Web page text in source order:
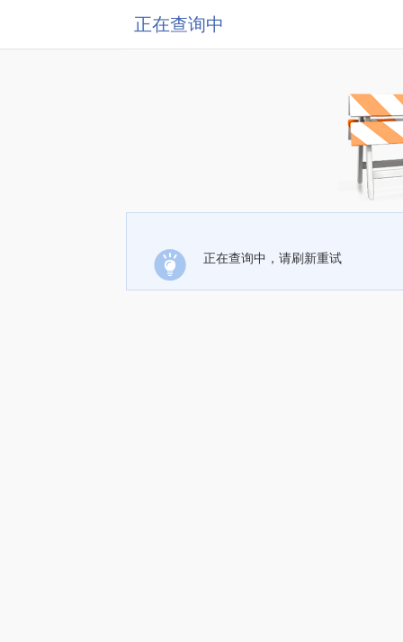
正在查询中
正在查询中，请刷新重试